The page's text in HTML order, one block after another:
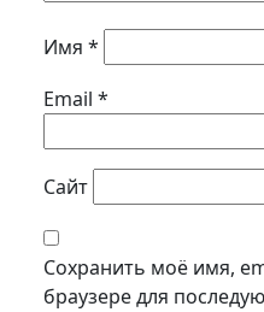
Имя *
Email *
Сайт
Сохранить моё имя,
браузере для